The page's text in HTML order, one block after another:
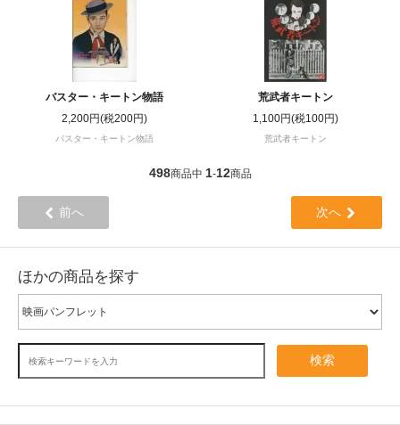
バスター・キートン物語
2,200円(税200円)
バスター・キートン物語
荒武者キートン
1,100円(税100円)
荒武者キートン
498商品中 1-12商品
前へ 次へ
ほかの商品を探す
検索